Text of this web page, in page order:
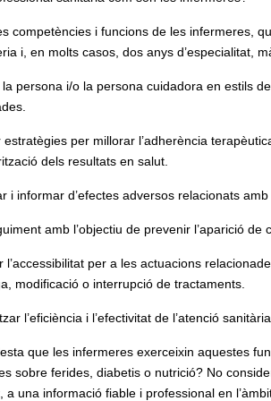
competències i funcions de les infermeres,
i, en molts casos, dos anys d’especialitat,
la persona i/o la persona cuidadora en estils
estratègies per millorar l’adherència
dels resultats en salut.
i informar d’efectes adversos relacionats
amb l’objectiu de prevenir l’aparició
l’accessibilitat per a les actuacions
modificació o interrupció de tractaments.
l’eficiència i l’efectivitat de l’atenció
que les infermeres exerceixin aquestes
sobre ferides, diabetis o nutrició? No
a una informació fiable i professional en